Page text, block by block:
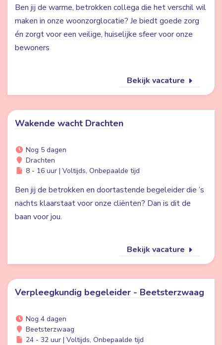
Ben jij de warme, betrokken collega die het verschil wil
maken in onze woonzorglocatie? Je biedt goede zorg
én zorgt voor een veilige, huiselijke sfeer voor onze
bewoners
Bekijk vacature
Wakende wacht Drachten
Nog 5 dagen
Drachten
8 - 16 uur | Voltijds, Onbepaalde tijd
Ben jij de betrokken en doortastende begeleider die ’s
nachts klaarstaat voor onze cliënten? Dan is dit de
baan voor jou.
Bekijk vacature
Verpleegkundig begeleider - Beetsterzwaag
Nog 4 dagen
Beetsterzwaag
24 - 32 uur | Voltijds, Onbepaalde tijd